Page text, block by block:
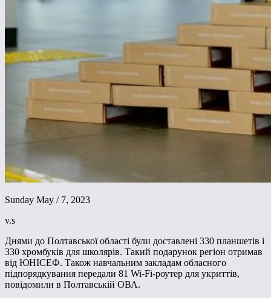
Sunday May / 7, 2023
v.s
Днями до Полтавської області були доставлені 330 планшетів і
330 хромбуків для школярів. Такий подарунок регіон отримав
від ЮНІСЕФ. Також навчальним закладам обласного
підпорядкування передали 81 Wi-Fi-роутер для укриттів,
повідомили в Полтавській ОВА.